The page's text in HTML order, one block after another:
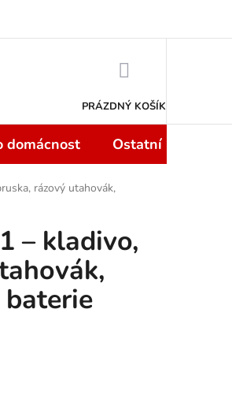
PRÁZDNÝ KOŠÍK
domácnost Ostatní
rázový utahovák,
– kladivo,